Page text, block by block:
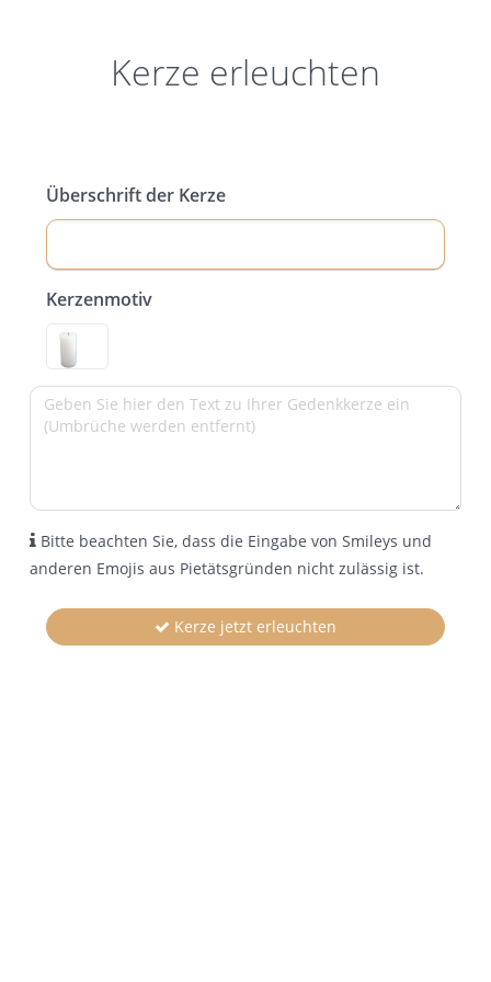
Kerze erleuchten
Überschrift der Kerze
Kerzenmotiv
Bitte beachten Sie, dass die Eingabe von Smileys und
anderen Emojis aus Pietätsgründen nicht zulässig ist.
Kerze jetzt erleuchten